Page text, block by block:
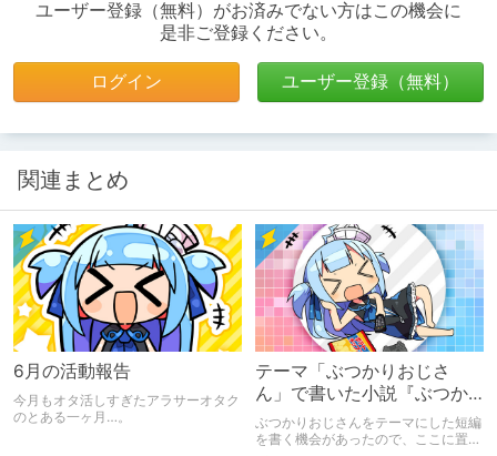
ユーザー登録（無料）がお済みでない方はこの機会に
是非ご登録ください。
ログイン ユーザー登録（無料）
関連まとめ
6月の活動報告
今月もオタ活しすぎたアラサーオタク
のとある一ヶ月…。
テーマ「ぶつかりおじさ
ん」で書いた小説『ぶつか
り稽古』
ぶつかりおじさんをテーマにした短編
を書く機会があったので、ここに置い